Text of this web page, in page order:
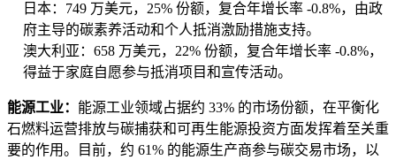
日本：749 万美元，25% 份额，复合年增长率 -0.8%，由政
府主导的碳素养活动和个人抵消激励措施支持。
澳大利亚：658 万美元，22% 份额，复合年增长率 -0.8%，
得益于家庭自愿参与抵消项目和宣传活动。
能源工业： 能源工业领域占据约 33% 的市场份额，在平衡化
石燃料运营排放与碳捕获和可再生能源投资方面发挥着至关重
要的作用。目前，约 61% 的能源生产商参与碳交易市场，以